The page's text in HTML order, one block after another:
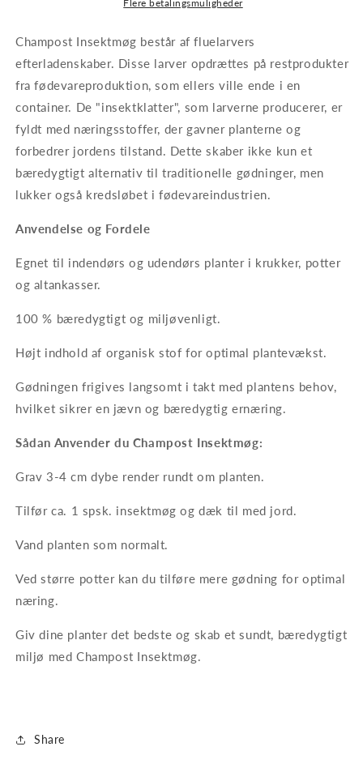
Flere betalingsmuligheder
Champost Insektmøg består af fluelarvers
efterladenskaber. Disse larver opdrættes på restprodukter
fra fødevareproduktion, som ellers ville ende i en
container. De "insektklatter", som larverne producerer, er
fyldt med næringsstoffer, der gavner planterne og
forbedrer jordens tilstand. Dette skaber ikke kun et
bæredygtigt alternativ til traditionelle gødninger, men
lukker også kredsløbet i fødevareindustrien.
Anvendelse og Fordele
Egnet til indendørs og udendørs planter i krukker, potter
og altankasser.
100 % bæredygtigt og miljøvenligt.
Højt indhold af organisk stof for optimal plantevækst.
Gødningen frigives langsomt i takt med plantens behov,
hvilket sikrer en jævn og bæredygtig ernæring.
Sådan Anvender du Champost Insektmøg:
Grav 3-4 cm dybe render rundt om planten.
Tilfør ca. 1 spsk. insektmøg og dæk til med jord.
Vand planten som normalt.
Ved større potter kan du tilføre mere gødning for optimal
næring.
Giv dine planter det bedste og skab et sundt, bæredygtigt
miljø med Champost Insektmøg.
Share